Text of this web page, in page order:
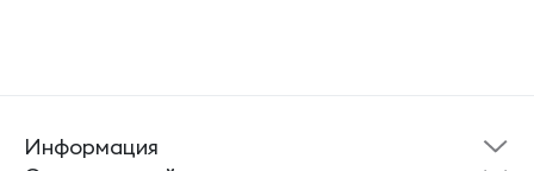
Информация
Склад готовой